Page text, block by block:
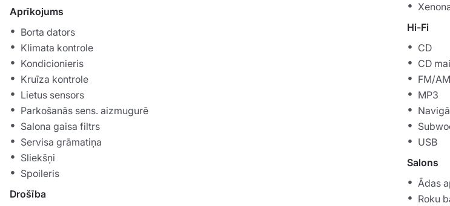
Aprīkojums
Borta dators
Klimata kontrole
Kondicionieris
Kruīza kontrole
Lietus sensors
Parkošanās sens. aizmugurē
Salona gaisa filtrs
Servisa grāmatiņa
Sliekšņi
Spoileris
Drošība
Hi-Fi
CD
CD
FM/AM
MP3
USB
Salons
Ādas
Roku